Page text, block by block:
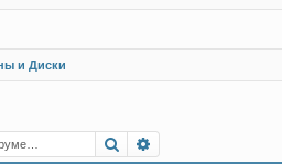
и Диски
Поиск